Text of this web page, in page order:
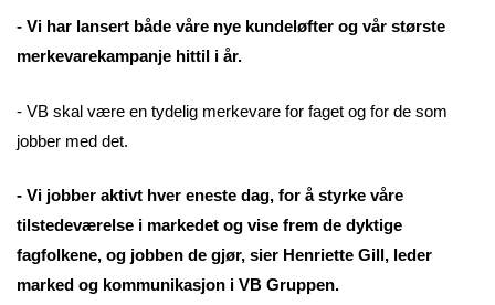
- Vi har lansert både våre nye kundeløfter og vår største
merkevarekampanje hittil i år.
- VB skal være en tydelig merkevare for faget og for de som
jobber med det.
- Vi jobber aktivt hver eneste dag, for å styrke våre
tilstedeværelse i markedet og vise frem de dyktige
fagfolkene, og jobben de gjør, sier Henriette Gill, leder
marked og kommunikasjon i VB Gruppen.